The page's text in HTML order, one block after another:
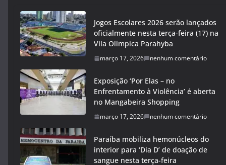
Jogos Escolares 2026 serão lançados
oficialmente nesta terça-feira (17) na
Vila Olímpica Parahyba
março 17, 2026 nenhum comentário
Exposição ‘Por Elas – no
Enfrentamento à Violência’ é aberta
no Mangabeira Shopping
março 17, 2026 nenhum comentário
Paraíba mobiliza hemonúcleos do
interior para ‘Dia D’ de doação de
sangue nesta terça-feira